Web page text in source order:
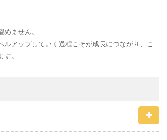
ません。
アップしていく過程こそが成長につながり、こ
。